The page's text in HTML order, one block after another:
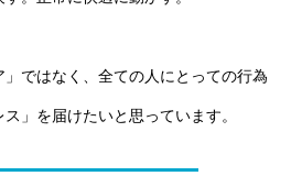
ではなく、全ての人にとっての行為
」を届けたいと思っています。